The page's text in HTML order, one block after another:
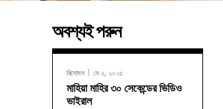
অবশ্যই পরুন
বিনোদন মে ২, ২০২৫
মাহিয়া মাহির ৩০ সেকেন্ডের ভিডিও
ভাইরাল